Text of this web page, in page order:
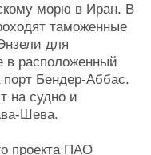
морю в Иран. В
таможенные
для
в расположенный
порт Бендер-Аббас.
на судно и
Шева.
проекта ПАО